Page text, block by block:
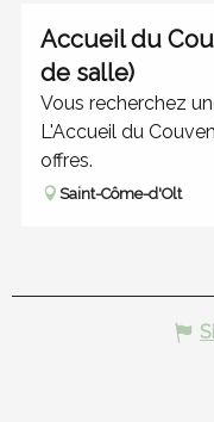
Accueil du
de salle)
Vous recherchez
L'Accueil du
offres.
Saint-Côme-d'Olt